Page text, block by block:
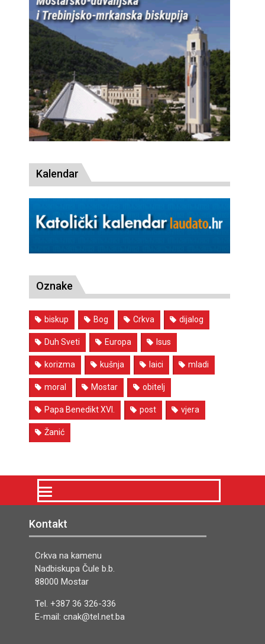
Kalendar
Oznake
biskup Bog Crkva dijalog
Duh Sveti Europa Isus
korizma kušnja laici mladi
moral Mostar obitelj
Papa Benedikt XVI. post vjera
Žanić
Kontakt
Crkva na kamenu
Nadbiskupa Čule b.b.
88000 Mostar
Tel. +387 36 326-336
E-mail: cnak@tel.net.ba